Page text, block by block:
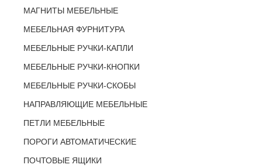
МАГНИТЫ МЕБЕЛЬНЫЕ
МЕБЕЛЬНАЯ ФУРНИТУРА
МЕБЕЛЬНЫЕ РУЧКИ-КАПЛИ
МЕБЕЛЬНЫЕ РУЧКИ-КНОПКИ
МЕБЕЛЬНЫЕ РУЧКИ-СКОБЫ
НАПРАВЛЯЮЩИЕ МЕБЕЛЬНЫЕ
ПЕТЛИ МЕБЕЛЬНЫЕ
ПОРОГИ АВТОМАТИЧЕСКИЕ
ПОЧТОВЫЕ ЯЩИКИ